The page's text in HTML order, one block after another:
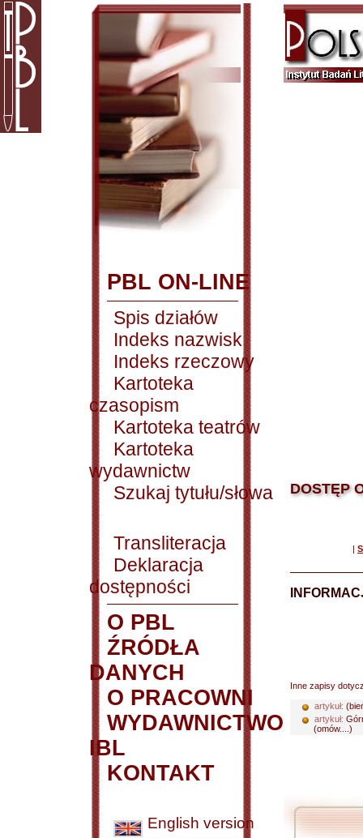
PBL ON-LINE
Spis działów
Indeks nazwisk
Indeks rzeczowy
Kartoteka
czasopism
Kartoteka teatrów
Kartoteka
wydawnictw
Szukaj tytułu/słowa
Transliteracja
Deklaracja
dostępności
O PBL
ŹRÓDŁA
DANYCH
O PRACOWNI
WYDAWNICTWO
IBL
KONTAKT
English version
DOSTĘP
|
Inne zapisy
artykuł:
artykuł:
(omów....)